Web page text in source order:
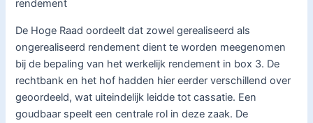
rendement
De Hoge Raad oordeelt dat zowel gerealiseerd als
ongerealiseerd rendement dient te worden meegenomen
bij de bepaling van het werkelijk rendement in box 3. De
rechtbank en het hof hadden hier eerder verschillend over
geoordeeld, wat uiteindelijk leidde tot cassatie. Een
goudbaar speelt een centrale rol in deze zaak. De